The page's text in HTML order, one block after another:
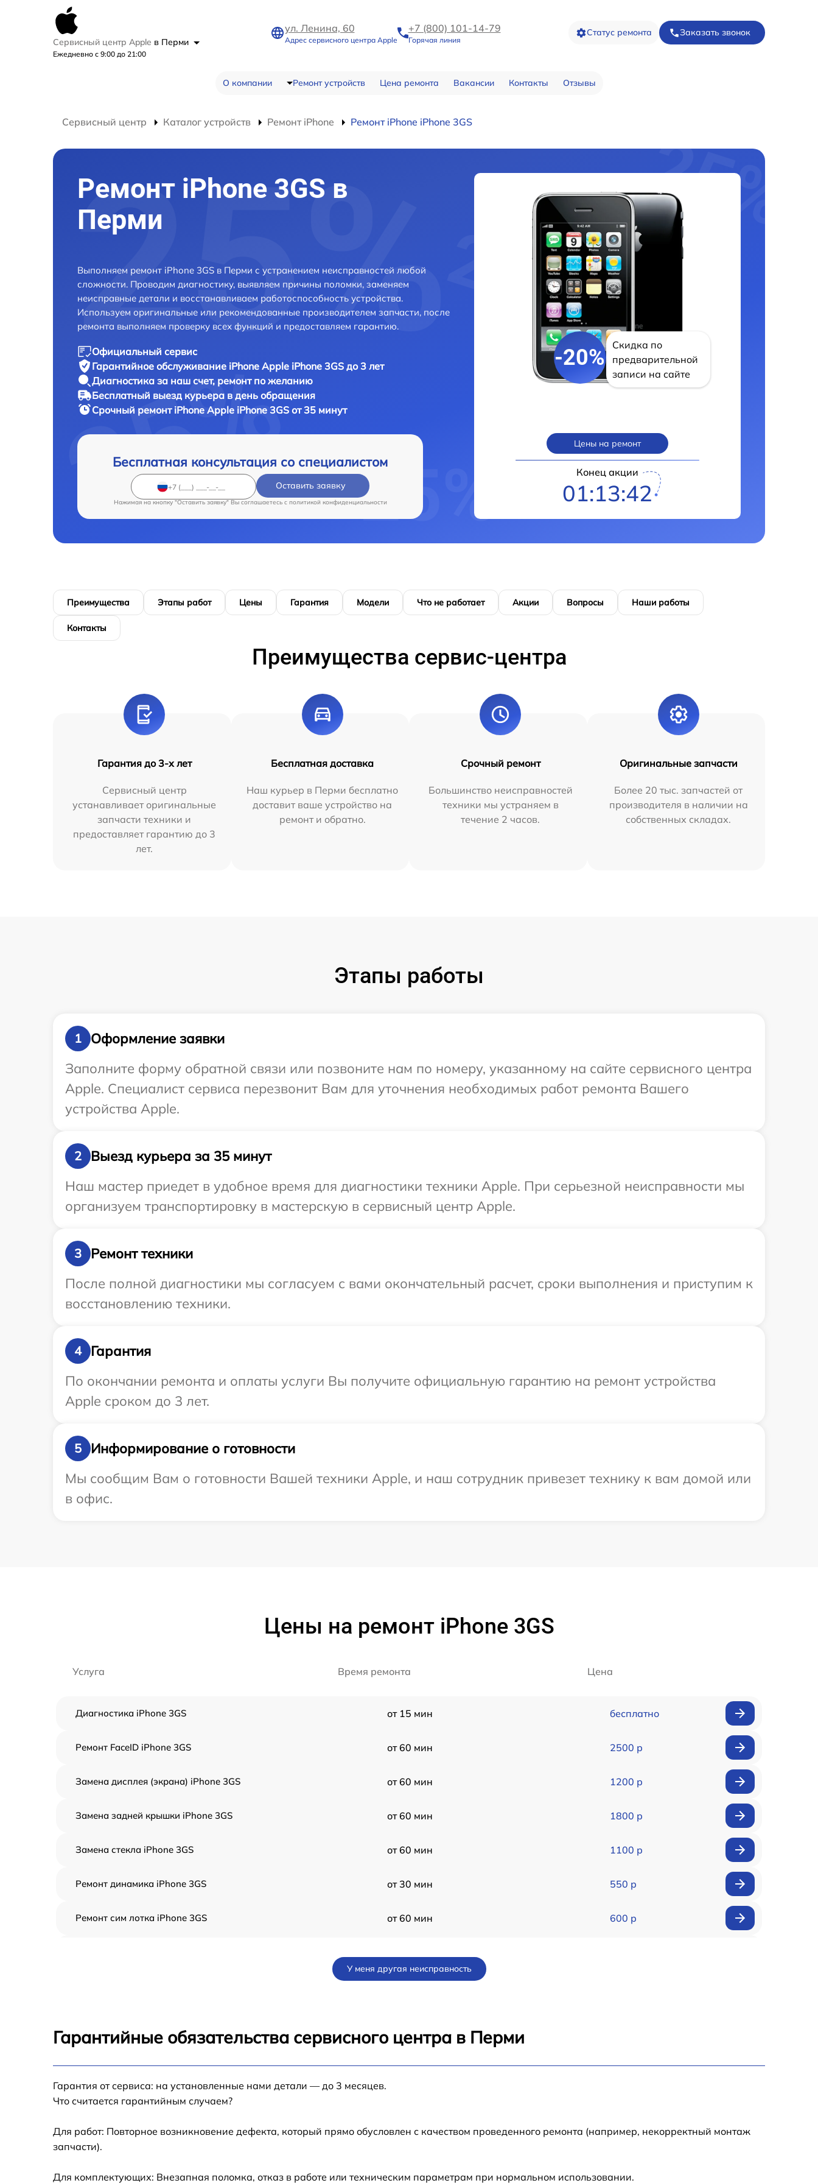
Сервисный центр Apple в Перми
Ежедневно с 9:00 до 21:00
ул. Ленина, 60
Адрес сервисного центра Apple
+7 (800) 101-14-79
Горячая линия
Статус ремонта Заказать звонок
О компании Ремонт устройств Цена ремонта Вакансии Контакты Отзывы
Сервисный центр Каталог устройств Ремонт iPhone Ремонт iPhone iPhone 3GS
Ремонт iPhone 3GS в
Перми
Выполняем ремонт iPhone 3GS в Перми с устранением неисправностей любой
сложности. Проводим диагностику, выявляем причины поломки, заменяем
неисправные детали и восстанавливаем работоспособность устройства.
Используем оригинальные или рекомендованные производителем запчасти, после
ремонта выполняем проверку всех функций и предоставляем гарантию.
Официальный сервис
Гарантийное обслуживание iPhone Apple iPhone 3GS до 3 лет
Диагностика за наш счет, ремонт по желанию
Бесплатный выезд курьера в день обращения
Срочный ремонт iPhone Apple iPhone 3GS от 35 минут
Бесплатная консультация со специалистом
Оставить заявку
Нажимая на кнопку "Оставить заявку" Вы соглашаетесь c политикой конфиденциальности
-20%
Скидка по
предварительной
записи на сайте
Цены на ремонт
Конец акции
01:13:41
Преимущества Этапы работ Цены Гарантия Модели Что не работает Акции Вопросы Наши работы
Контакты
Преимущества сервис-центра
Гарантия до 3-х лет
Сервисный центр
устанавливает оригинальные
запчасти техники и
предоставляет гарантию до 3
лет.
Бесплатная доставка
Наш курьер в Перми бесплатно
доставит ваше устройство на
ремонт и обратно.
Срочный ремонт
Большинство неисправностей
техники мы устраняем в
течение 2 часов.
Оригинальные запчасти
Более 20 тыс. запчастей от
производителя в наличии на
собственных складах.
Этапы работы
1
Оформление заявки
Заполните форму обратной связи или позвоните нам по номеру, указанному на сайте сервисного центра
Apple. Специалист сервиса перезвонит Вам для уточнения необходимых работ ремонта Вашего
устройства Apple.
2
Выезд курьера за 35 минут
Наш мастер приедет в удобное время для диагностики техники Apple. При серьезной неисправности мы
организуем транспортировку в мастерскую в сервисный центр Apple.
3
Ремонт техники
После полной диагностики мы согласуем с вами окончательный расчет, сроки выполнения и приступим к
восстановлению техники.
4
Гарантия
По окончании ремонта и оплаты услуги Вы получите официальную гарантию на ремонт устройства
Apple сроком до 3 лет.
5
Информирование о готовности
Мы сообщим Вам о готовности Вашей техники Apple, и наш сотрудник привезет технику к вам домой или
в офис.
Цены на ремонт iPhone 3GS
Услуга Время ремонта Цена
Диагностика iPhone 3GS от 15 мин бесплатно
Ремонт FaceID iPhone 3GS от 60 мин 2500 р
Замена дисплея (экрана) iPhone 3GS от 60 мин 1200 р
Замена задней крышки iPhone 3GS от 60 мин 1800 р
Замена стекла iPhone 3GS от 60 мин 1100 р
Ремонт динамика iPhone 3GS от 30 мин 550 р
Ремонт сим лотка iPhone 3GS от 60 мин 600 р
Замена стекла камеры iPhone 3GS
У меня другая неисправность
Гарантийные обязательства сервисного центра в Перми
Гарантия от сервиса: на установленные нами детали — до 3 месяцев.
Что считается гарантийным случаем?
Для работ: Повторное возникновение дефекта, который прямо обусловлен с качеством проведенного ремонта (например, некорректный монтаж
запчасти).
Для комплектующих: Внезапная поломка, отказ в работе или техническим параметрам при нормальном использовании.